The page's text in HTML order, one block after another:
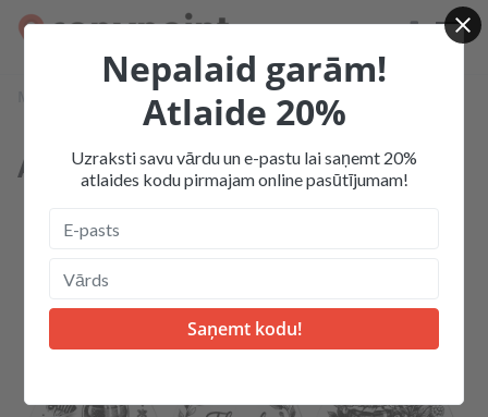
Produkcija Etiķetes Apaļas etiķetes
Apaļas etiķetes
Nepalaid garām!
Atlaide 20%
Uzraksti savu vārdu un e-pastu lai saņemt 20%
atlaides kodu pirmajam online pasūtījumam!